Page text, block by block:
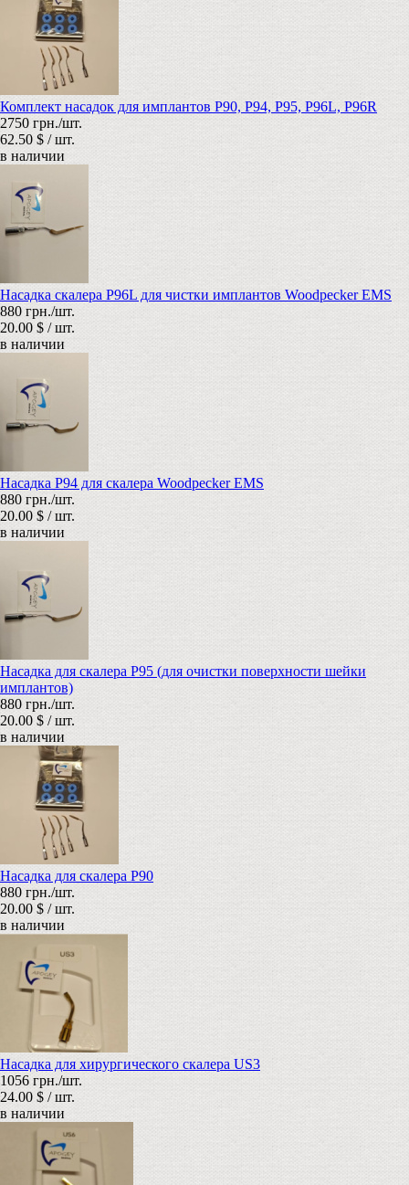
Комплект насадок для имплантов P90, P94, P95, P96L, P96R
2750 грн./шт.
62.50 $ / шт.
в наличии
Насадка скалера P96L для чистки имплантов Woodpecker EMS
880 грн./шт.
20.00 $ / шт.
в наличии
Насадка P94 для скалера Woodpecker EMS
880 грн./шт.
20.00 $ / шт.
в наличии
Насадка для скалера P95 (для очистки поверхности шейки
имплантов)
880 грн./шт.
20.00 $ / шт.
в наличии
Насадка для скалера P90
880 грн./шт.
20.00 $ / шт.
в наличии
Насадка для хирургического скалера US3
1056 грн./шт.
24.00 $ / шт.
в наличии